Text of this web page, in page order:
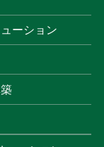
ーション